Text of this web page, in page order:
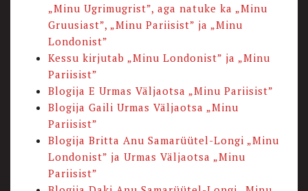
„Minu Ugrimugrist”, aga natuke ka „Minu
Gruusiast”, „Minu Pariisist” ja „Minu
Londonist”
Kessu kirjutab „Minu Londonist” ja „Minu
Pariisist”
Blogija E Urmas Väljaotsa „Minu Pariisist”
Blogija Gaili Urmas Väljaotsa „Minu
Pariisist”
Blogija Britta Anu Samarüütel-Longi „Minu
Londonist” ja Urmas Väljaotsa „Minu
Pariisist”